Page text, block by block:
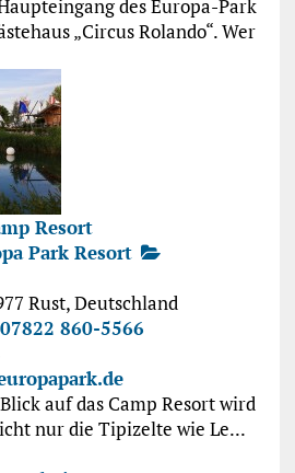
des Europa-Park
„Circus Rolando“. Wer
Resort
Park Resort
Rust, Deutschland
07822 860-5566
auf das Camp Resort wird
nur die Tipizelte wie Le...